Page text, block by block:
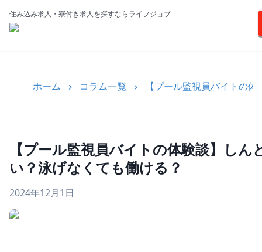
住み込み求人・寮付き求人を探すならライフジョブ
ホーム コラム一覧 【プール監視員バイトの
【プール監視員バイトの体験談】しん
い？泳げなくても働ける？
2024年12月1日